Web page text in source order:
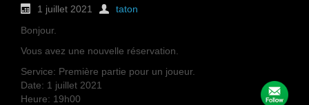
1 juillet 2021
taton
Bonjour.
Vous avez une nouvelle réservation.
Service: Première partie pour un joueur.
Date: 1 juillet 2021
Heure: 19h00